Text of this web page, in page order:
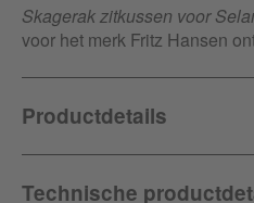
Skagerak zitkussen voor
voor het merk Fritz Hansen
Productdetails
Artikel-ID
278476
Technische